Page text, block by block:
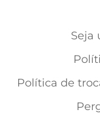
Seja
Política de